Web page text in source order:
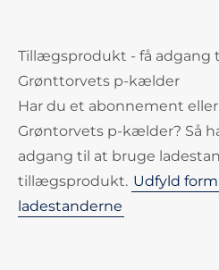
Tillægsprodukt - få adgang
Grønttorvets p-kælder
Har du et abonnement
Grøntorvets p-kælder? Så
adgang til at bruge
tillægsprodukt. Udfyld
ladestanderne